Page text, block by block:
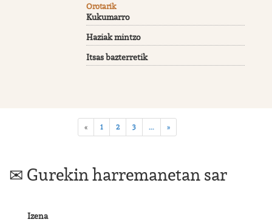
Orotarik
Kukumarro
Haziak mintzo
Itsas bazterretik
« 1 2 3 ... »
Gurekin harremanetan sar
Izena